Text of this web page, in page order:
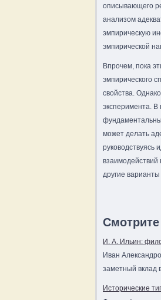
описывающего
анализом
эмпирическую
эмпирической
Впрочем, пока
эмпирического
свойства.
эксперимента. В
может делать
взаимодействий
другие
Смотрите
И. А. Ильин:
Иван
заметный вклад
Исторические